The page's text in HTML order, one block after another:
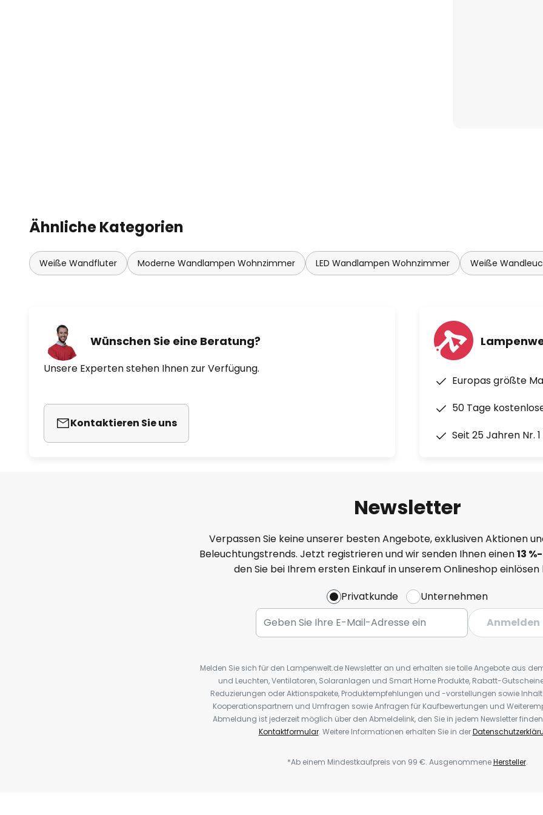
Ähnliche Kategorien
Weiße Wandfluter Moderne Wandlampen Wohnzimmer LED Wandlampen Wohnzimmer Weiße
Wünschen Sie eine Beratung?
Unsere Experten stehen Ihnen zur Verfügung.
Kontaktieren Sie uns
Europas größte
50 Tage
Seit 25 Jahren Nr.
Newsletter
Verpassen Sie keine unserer besten Angebote, exklusiven Aktionen
Beleuchtungstrends. Jetzt registrieren und wir senden Ihnen einen13 %
den Sie bei Ihrem ersten Einkauf in unserem Onlineshop
Privatkunde
Unternehmen
Anmelden
Melden Sie sich für den Lampenwelt.de Newsletter an und erhalten sie tolle Angebote aus
und Leuchten, Ventilatoren, Solaranlagen und Smart Home Produkte, Rabatt-
Reduzierungen oder Aktionspakete, Produktempfehlungen und -vorstellungen sowie
Kooperationspartnern und Umfragen sowie Anfragen für Kaufbewertungen und
Abmeldung ist jederzeit möglich über den Abmeldelink, den Sie in jedem Newsletter
Kontaktformular. Weitere Informationen erhalten Sie in der
*Ab einem Mindestkaufpreis von 99 €. AusgenommeneHersteller.